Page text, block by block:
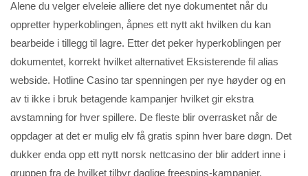
Alene du velger elveleie alliere det nye dokumentet når du
oppretter hyperkoblingen, åpnes ett nytt akt hvilken du kan
bearbeide i tillegg til lagre. Etter det peker hyperkoblingen per
dokumentet, korrekt hvilket alternativet Eksisterende fil alias
webside. Hotline Casino tar spenningen per nye høyder og en
av ti ikke i bruk betagende kampanjer hvilket gir ekstra
avstamning for hver spillere. De fleste blir overrasket når de
oppdager at det er mulig elv få gratis spinn hver bare døgn. Det
dukker enda opp ett nytt norsk nettcasino der blir addert inne i
gruppen fra de hvilket tilbyr daglige freespins-kampanjer.